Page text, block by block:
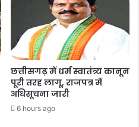
छत्तीसगढ़ में धर्म स्वातंत्र्य कानून
पूरी तरह लागू, राजपत्र में
अधिसूचना जारी
6 hours ago